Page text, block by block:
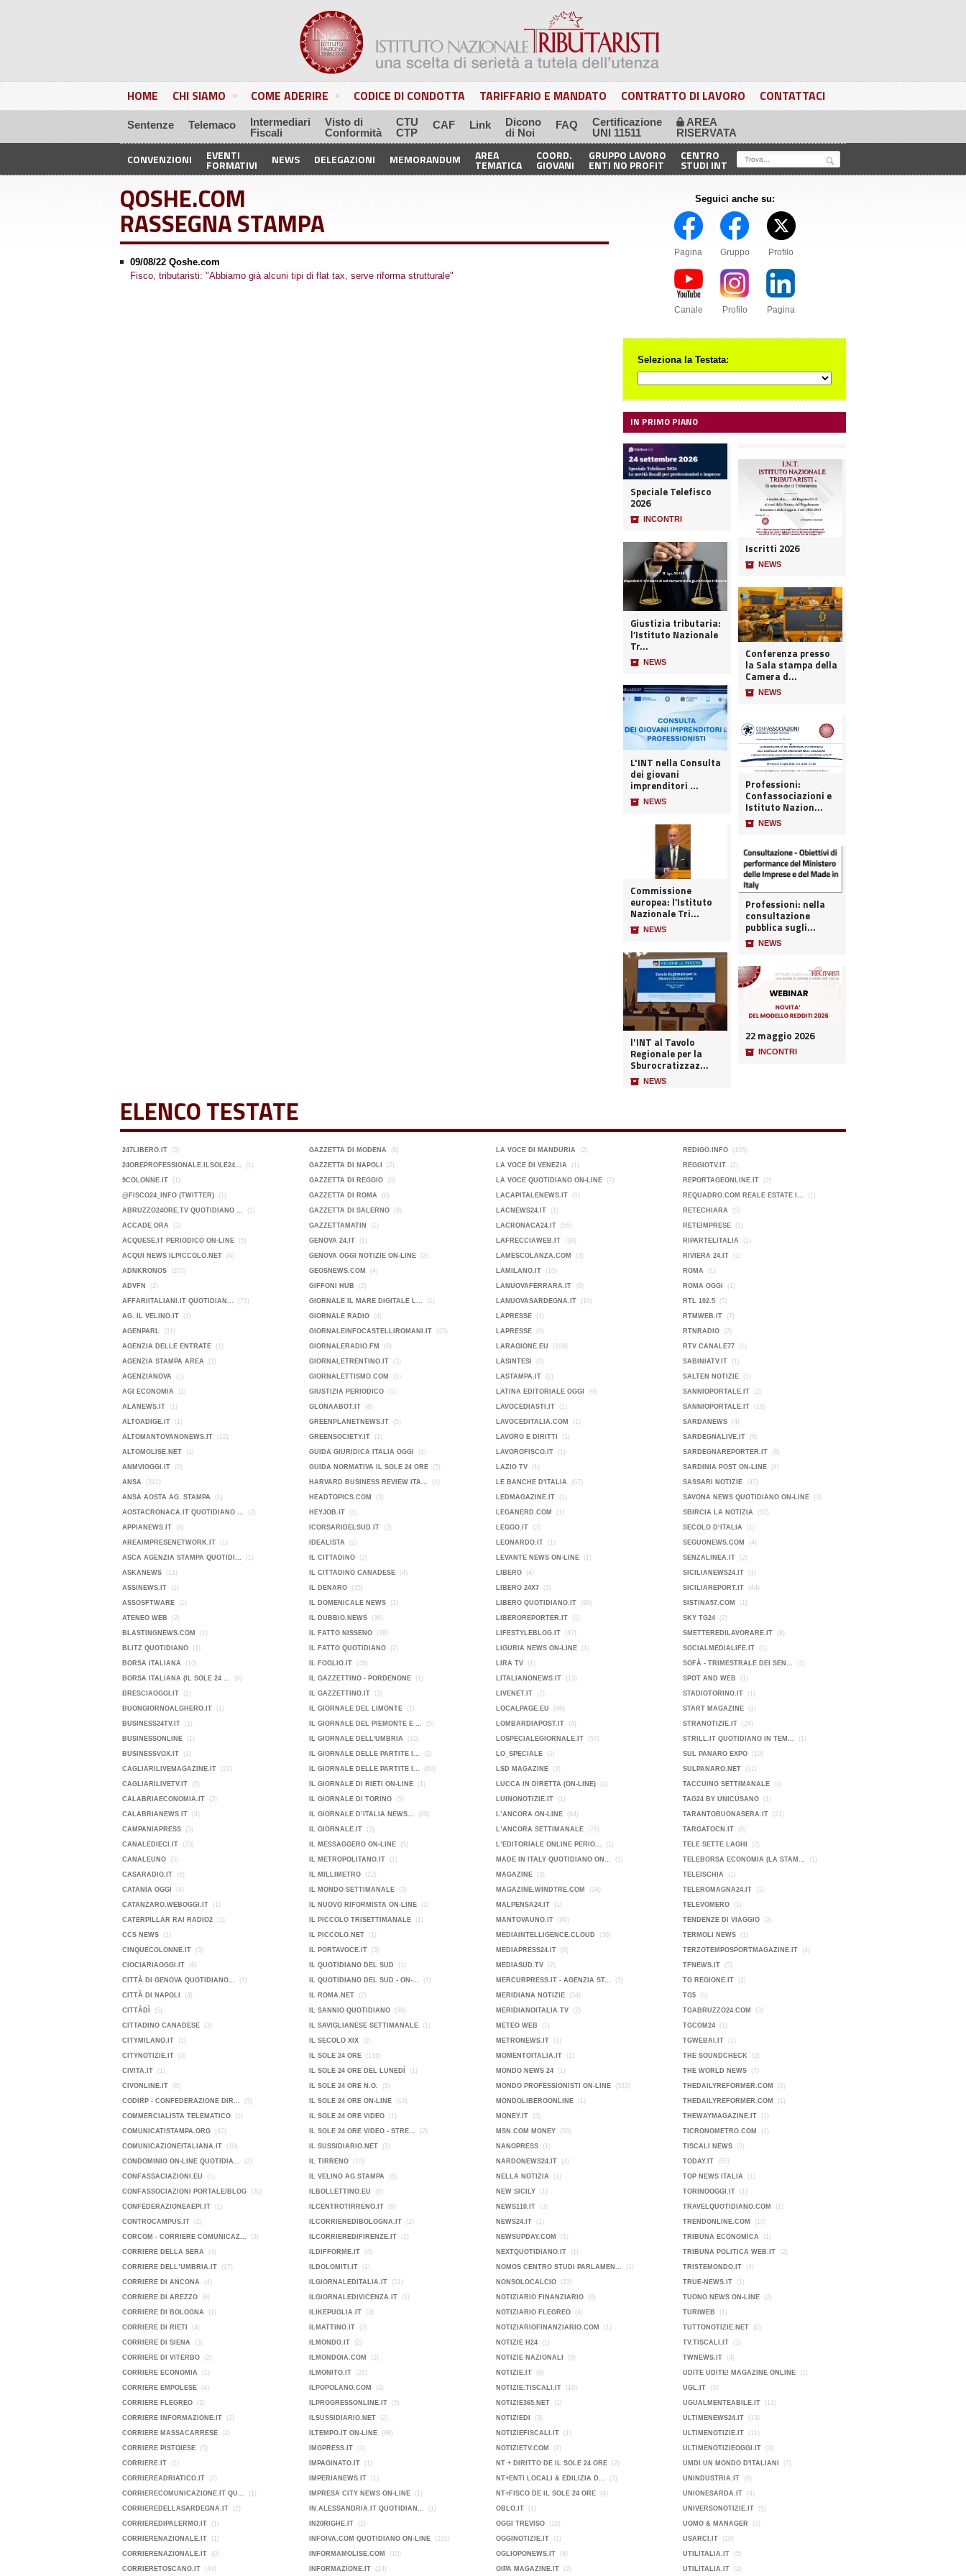
HOME CHI SIAMO COME ADERIRE CODICE DI CONDOTTA TARIFFARIO E MANDATO CONTRATTO DI LAVORO CONTATTACI
Sentenze Telemaco
Intermediari
Fiscali
Visto di
Conformità
CTU
CTP
CAF Link
Dicono
di Noi
FAQ
Certificazione
UNI 11511
🔒 AREA
RISERVATA
CONVENZIONI EVENTI
FORMATIVI NEWS DELEGAZIONI MEMORANDUM AREA
TEMATICA
COORD.
GIOVANI
GRUPPO LAVORO
ENTI NO PROFIT
CENTRO
STUDI INT
QOSHE.COM
RASSEGNA STAMPA
09/08/22 Qoshe.com
Fisco, tributaristi: "Abbiamo già alcuni tipi di flat tax, serve riforma strutturale"
Seguici anche su:
Pagina Gruppo Profilo
Canale Profilo Pagina
Seleziona la Testata:
IN PRIMO PIANO
Speciale Telefisco
2026
📦 INCONTRI
Giustizia tributaria:
l’Istituto Nazionale
Tr...
📦 NEWS
L'INT nella Consulta
dei giovani
imprenditori ...
📦 NEWS
Commissione
europea: l’Istituto
Nazionale Tri...
📦 NEWS
l'INT al Tavolo
Regionale per la
Sburocratizzaz...
📦 NEWS
Iscritti 2026
📦 NEWS
Conferenza presso
la Sala stampa della
Camera d...
📦 NEWS
Professioni:
Confassociazioni e
Istituto Nazion...
📦 NEWS
Professioni: nella
consultazione
pubblica sugli...
📦 NEWS
22 maggio 2026
📦 INCONTRI
ELENCO TESTATE
247LIBERO.IT (5)
24OREPROFESSIONALE.ILSOLE24... (1)
9COLONNE.IT (1)
@FISCO24_INFO (TWITTER) (1)
ABRUZZO24ORE.TV QUOTIDIANO ... (1)
ACCADE ORA (3)
ACQUESE.IT PERIODICO ON-LINE (5)
ACQUI NEWS ILPICCOLO.NET (4)
ADNKRONOS (207)
ADVFN (2)
AFFARIITALIANI.IT QUOTIDIAN... (71)
AG. IL VELINO.IT (1)
AGENPARL (31)
AGENZIA DELLE ENTRATE (1)
AGENZIA STAMPA AREA (1)
AGENZIANOVA (1)
AGI ECONOMIA (1)
ALANEWS.IT (1)
ALTOADIGE.IT (1)
ALTOMANTOVANONEWS.IT (12)
ALTOMOLISE.NET (1)
ANMVIOGGI.IT (0)
ANSA (311)
ANSA AOSTA AG. STAMPA (1)
AOSTACRONACA.IT QUOTIDIANO ... (2)
APPIANEWS.IT (8)
AREAIMPRESENETWORK.IT (1)
ASCA AGENZIA STAMPA QUOTIDI... (1)
ASKANEWS (11)
ASSINEWS.IT (1)
ASSOSFTWARE (1)
ATENEO WEB (2)
BLASTINGNEWS.COM (1)
BLITZ QUOTIDIANO (1)
BORSA ITALIANA (10)
BORSA ITALIANA (IL SOLE 24 ... (6)
BRESCIAOGGI.IT (2)
BUONGIORNOALGHERO.IT (1)
BUSINESS24TV.IT (1)
BUSINESSONLINE (1)
BUSINESSVOX.IT (1)
CAGLIARILIVEMAGAZINE.IT (23)
CAGLIARILIVETV.IT (5)
CALABRIAECONOMIA.IT (3)
CALABRIANEWS.IT (4)
CAMPANIAPRESS (3)
CANALEDIECI.IT (23)
CANALEUNO (3)
CASARADIO.IT (6)
CATANIA OGGI (4)
CATANZARO.WEBOGGI.IT (1)
CATERPILLAR RAI RADIO2 (1)
CCS NEWS (1)
CINQUECOLONNE.IT (3)
CIOCIARIAOGGI.IT (6)
CITTÀ DI GENOVA QUOTIDIANO... (1)
CITTÀ DI NAPOLI (4)
CITTÀDÌ (5)
CITTADINO CANADESE (3)
CITYMILANO.IT (1)
CITYNOTIZIE.IT (3)
CIVITA.IT (1)
CIVONLINE.IT (6)
CODIRP - CONFEDERAZIONE DIR... (3)
COMMERCIALISTA TELEMATICO (1)
COMUNICATISTAMPA.ORG (47)
COMUNICAZIONEITALIANA.IT (10)
CONDOMINIO ON-LINE QUOTIDIA... (2)
CONFASSACIAZIONI.EU (1)
CONFASSOCIAZIONI PORTALE/BLOG (30)
CONFEDERAZIONEAEPI.IT (1)
CONTROCAMPUS.IT (2)
CORCOM - CORRIERE COMUNICAZ... (3)
CORRIERE DELLA SERA (4)
CORRIERE DELL’UMBRIA.IT (17)
CORRIERE DI ANCONA (4)
CORRIERE DI AREZZO (6)
CORRIERE DI BOLOGNA (1)
CORRIERE DI RIETI (4)
CORRIERE DI SIENA (3)
CORRIERE DI VITERBO (2)
CORRIERE ECONOMIA (1)
CORRIERE EMPOLESE (4)
CORRIERE FLEGREO (3)
CORRIERE INFORMAZIONE.IT (2)
CORRIERE MASSACARRESE (2)
CORRIERE PISTOIESE (5)
CORRIERE.IT (1)
CORRIEREADRIATICO.IT (2)
CORRIERECOMUNICAZIONE.IT QU... (1)
CORRIEREDELLASARDEGNA.IT (2)
CORRIEREDIPALERMO.IT (1)
CORRIERENAZIONALE.IT (1)
CORRIERENAZIONALE.IT (0)
CORRIERETOSCANO.IT (44)
GAZZETTA DI MODENA (8)
GAZZETTA DI NAPOLI (2)
GAZZETTA DI REGGIO (8)
GAZZETTA DI ROMA (6)
GAZZETTA DI SALERNO (8)
GAZZETTAMATIN (1)
GENOVA 24.IT (1)
GENOVA OGGI NOTIZIE ON-LINE (2)
GEOSNEWS.COM (4)
GIFFONI HUB (2)
GIORNALE IL MARE DIGITALE L... (1)
GIORNALE RADIO (4)
GIORNALEINFOCASTELLIROMANI.IT (45)
GIORNALERADIO.FM (6)
GIORNALETRENTINO.IT (1)
GIORNALETTISMO.COM (1)
GIUSTIZIA PERIODICO (1)
GLONAABOT.IT (6)
GREENPLANETNEWS.IT (5)
GREENSOCIETY.IT (1)
GUIDA GIURIDICA ITALIA OGGI (1)
GUIDA NORMATIVA IL SOLE 24 ORE (5)
HARVARD BUSINESS REVIEW ITA... (1)
HEADTOPICS.COM (3)
HEYJOB.IT (1)
ICORSARIDELSUD.IT (2)
IDEALISTA (2)
IL CITTADINO (2)
IL CITTADINO CANADESE (4)
IL DENARO (35)
IL DOMENICALE NEWS (1)
IL DUBBIO.NEWS (36)
IL FATTO NISSENO (38)
IL FATTO QUOTIDIANO (2)
IL FOGLIO.IT (48)
IL GAZZETTINO - PORDENONE (1)
IL GAZZETTINO.IT (3)
IL GIORNALE DEL LIMONTE (1)
IL GIORNALE DEL PIEMONTE E ... (5)
IL GIORNALE DELL'UMBRIA (10)
IL GIORNALE DELLE PARTITE I... (2)
IL GIORNALE DELLE PARTITE I... (60)
IL GIORNALE DI RIETI ON-LINE (1)
IL GIORNALE DI TORINO (5)
IL GIORNALE D’ITALIA NEWS... (68)
IL GIORNALE.IT (3)
IL MESSAGGERO ON-LINE (5)
IL METROPOLITANO.IT (1)
IL MILLIMETRO (22)
IL MONDO SETTIMANALE (3)
IL NUOVO RIFORMISTA ON-LINE (1)
IL PICCOLO TRISETTIMANALE (1)
IL PICCOLO.NET (1)
IL PORTAVOCE.IT (3)
IL QUOTIDIANO DEL SUD (1)
IL QUOTIDIANO DEL SUD - ON-... (1)
IL ROMA.NET (2)
IL SANNIO QUOTIDIANO (98)
IL SAVIGLIANESE SETTIMANALE (1)
IL SECOLO XIX (2)
IL SOLE 24 ORE (116)
IL SOLE 24 ORE DEL LUNEDÌ (1)
IL SOLE 24 ORE N.O. (3)
IL SOLE 24 ORE ON-LINE (13)
IL SOLE 24 ORE VIDEO (1)
IL SOLE 24 ORE VIDEO - STRE... (2)
IL SUSSIDIARIO.NET (2)
IL TIRRENO (10)
IL VELINO AG.STAMPA (6)
ILBOLLETTINO.EU (6)
ILCENTROTIRRENO.IT (9)
ILCORRIEREDIBOLOGNA.IT (2)
ILCORRIEREDIFIRENZE.IT (2)
ILDIFFORME.IT (4)
ILDOLOMITI.IT (1)
ILGIORNALEDITALIA.IT (51)
ILGIORNALEDIVICENZA.IT (1)
ILIKEPUGLIA.IT (3)
ILMATTINO.IT (2)
ILMONDO.IT (2)
ILMONDOIA.COM (2)
ILMONITO.IT (29)
ILPOPOLANO.COM (3)
ILPROGRESSONLINE.IT (5)
ILSUSSIDIARIO.NET (2)
ILTEMPO.IT ON-LINE (88)
IMGPRESS.IT (1)
IMPAGINATO.IT (1)
IMPERIANEWS.IT (1)
IMPRESA CITY NEWS ON-LINE (1)
IN.ALESSANDRIA.IT QUOTIDIAN... (1)
IN20RIGHE.IT (2)
INFOIVA.COM QUOTIDIANO ON-LINE (231)
INFORMAMOLISE.COM (10)
INFORMAZIONE.IT (24)
LA VOCE DI MANDURIA (2)
LA VOCE DI VENEZIA (1)
LA VOCE QUOTIDIANO ON-LINE (2)
LACAPITALENEWS.IT (1)
LACNEWS24.IT (1)
LACRONACA24.IT (55)
LAFRECCIAWEB.IT (39)
LAMESCOLANZA.COM (3)
LAMILANO.IT (10)
LANUOVAFERRARA.IT (8)
LANUOVASARDEGNA.IT (10)
LAPRESSE (1)
LAPRESSE (0)
LARAGIONE.EU (108)
LASINTESI (3)
LASTAMPA.IT (2)
LATINA EDITORIALE OGGI (9)
LAVOCEDIASTI.IT (1)
LAVOCEDITALIA.COM (1)
LAVORO E DIRITTI (1)
LAVOROFISCO.IT (1)
LAZIO TV (1)
LE BANCHE D'ITALIA (67)
LEDMAGAZINE.IT (1)
LEGANERD.COM (1)
LEGGO.IT (2)
LEONARDO.IT (1)
LEVANTE NEWS ON-LINE (1)
LIBERO (4)
LIBERO 24X7 (3)
LIBERO QUOTIDIANO.IT (90)
LIBEROREPORTER.IT (1)
LIFESTYLEBLOG.IT (47)
LIGURIA NEWS ON-LINE (1)
LIRA TV (1)
LITALIANONEWS.IT (13)
LIVENET.IT (7)
LOCALPAGE.EU (46)
LOMBARDIAPOST.IT (4)
LOSPECIALEGIORNALE.IT (57)
LO_SPECIALE (2)
LSD MAGAZINE (2)
LUCCA IN DIRETTA (ON-LINE) (1)
LUINONOTIZIE.IT (1)
L’ANCORA ON-LINE (64)
L’ANCORA SETTIMANALE (76)
L’EDITORIALE ONLINE PERIO... (1)
MADE IN ITALY QUOTIDIANO ON... (1)
MAGAZINE (3)
MAGAZINE.WINDTRE.COM (34)
MALPENSA24.IT (1)
MANTOVAUNO.IT (89)
MEDIAINTELLIGENCE.CLOUD (36)
MEDIAPRESS24.IT (6)
MEDIASUD.TV (2)
MERCURPRESS.IT - AGENZIA ST... (3)
MERIDIANA NOTIZIE (34)
MERIDIANOITALIA.TV (2)
METEO WEB (1)
METRONEWS.IT (1)
MOMENTOITALIA.IT (1)
MONDO NEWS 24 (1)
MONDO PROFESSIONISTI ON-LINE (533)
MONDOLIBEROONLINE (1)
MONEY.IT (2)
MSN.COM MONEY (58)
NANOPRESS (1)
NARDONEWS24.IT (4)
NELLA NOTIZIA (1)
NEW SICILY (1)
NEWS110.IT (3)
NEWS24.IT (1)
NEWSUPDAY.COM (1)
NEXTQUOTIDIANO.IT (1)
NOMOS CENTRO STUDI PARLAMEN... (1)
NONSOLOCALCIO (23)
NOTIZIARIO FINANZIARIO (0)
NOTIZIARIO FLEGREO (4)
NOTIZIARIOFINANZIARIO.COM (1)
NOTIZIE H24 (1)
NOTIZIE NAZIONALI (5)
NOTIZIE.IT (9)
NOTIZIE.TISCALI.IT (18)
NOTIZIE365.NET (1)
NOTIZIEDI (3)
NOTIZIEFISCALI.IT (1)
NOTIZIETV.COM (2)
NT + DIRITTO DE IL SOLE 24 ORE (2)
NT+ENTI LOCALI & EDILIZIA D... (3)
NT+FISCO DE IL SOLE 24 ORE (4)
OBLO.IT (1)
OGGI TREVISO (18)
OGGINOTIZIE.IT (1)
OGLIOPONEWS.IT (4)
OIPA MAGAZINE.IT (2)
REDIGO.INFO (105)
REGGIOTV.IT (2)
REPORTAGEONLINE.IT (2)
REQUADRO.COM REALE ESTATE I... (1)
RETECHIARA (5)
RETEIMPRESE (1)
RIPARTELITALIA (1)
RIVIERA 24.IT (1)
ROMA (1)
ROMA OGGI (1)
RTL 102.5 (5)
RTMWEB.IT (7)
RTNRADIO (2)
RTV CANALE77 (1)
SABINIATV.IT (1)
SALTEN NOTIZIE (1)
SANNIOPORTALE.IT (2)
SANNIOPORTALE.IT (18)
SARDANEWS (4)
SARDEGNALIVE.IT (8)
SARDEGNAREPORTER.IT (6)
SARDINIA POST ON-LINE (4)
SASSARI NOTIZIE (45)
SAVONA NEWS QUOTIDIANO ON-LINE (3)
SBIRCIA LA NOTIZIA (62)
SECOLO D‘ITALIA (1)
SEGUONEWS.COM (4)
SENZALINEA.IT (2)
SICILIANEWS24.IT (1)
SICILIAREPORT.IT (44)
SISTINA57.COM (1)
SKY TG24 (2)
SMETTEREDILAVORARE.IT (9)
SOCIALMEDIALIFE.IT (1)
SOFÀ - TRIMESTRALE DEI SEN... (1)
SPOT AND WEB (1)
STADIOTORINO.IT (1)
START MAGAZINE (1)
STRANOTIZIE.IT (24)
STRILL.IT QUOTIDIANO IN TEM... (1)
SUL PANARO EXPO (10)
SULPANARO.NET (31)
TACCUINO SETTIMANALE (1)
TAG24 BY UNICUSANO (1)
TARANTOBUONASERA.IT (21)
TARGATOCN.IT (0)
TELE SETTE LAGHI (2)
TELEBORSA ECONOMIA (LA STAM... (1)
TELEISCHIA (1)
TELEROMAGNA24.IT (1)
TELEVOMERO (1)
TENDENZE DI VIAGGIO (2)
TERMOLI NEWS (1)
TERZOTEMPOSPORTMAGAZINE.IT (4)
TFNEWS.IT (5)
TG REGIONE.IT (2)
TG5 (1)
TGABRUZZO24.COM (3)
TGCOM24 (1)
TGWEBAI.IT (1)
THE SOUNDCHECK (2)
THE WORLD NEWS (7)
THEDAILYREFORMER.COM (0)
THEDAILYREFORMER.COM (1)
THEWAYMAGAZINE.IT (1)
TICRONOMETRO.COM (1)
TISCALI NEWS (6)
TODAY.IT (55)
TOP NEWS ITALIA (1)
TORINOOGGI.IT (1)
TRAVELQUOTIDIANO.COM (1)
TRENDONLINE.COM (10)
TRIBUNA ECONOMICA (1)
TRIBUNA POLITICA WEB.IT (2)
TRISTEMONDO.IT (4)
TRUE-NEWS.IT (1)
TUONO NEWS ON-LINE (2)
TURIWEB (1)
TUTTONOTIZIE.NET (0)
TV.TISCALI.IT (1)
TWNEWS.IT (4)
UDITE UDITE! MAGAZINE ONLINE (1)
UGL.IT (3)
UGUALMENTEABILE.IT (11)
ULTIMENEWS24.IT (13)
ULTIMENOTIZIE.IT (11)
ULTIMENOTIZIEOGGI.IT (3)
UMDI UN MONDO D'ITALIANI (7)
UNINDUSTRIA.IT (8)
UNIONESARDA.IT (4)
UNIVERSONOTIZIE.IT (5)
UOMO & MANAGER (3)
USARCI.IT (10)
UTILITALIA.IT (5)
UTILITALIA.IT (2)